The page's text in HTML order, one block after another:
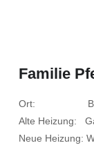
Familie
Ort:
Alte Heizung:
Neue Heizung: